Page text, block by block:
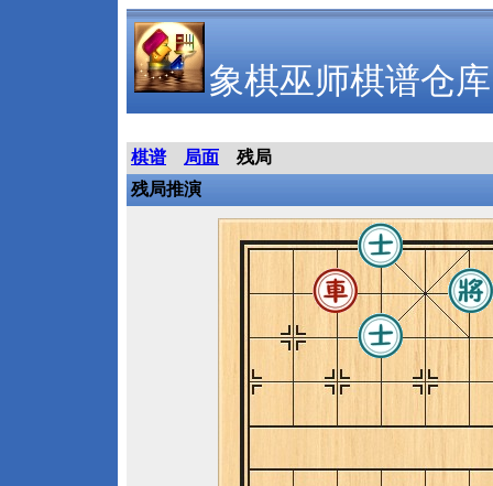
象棋巫师棋谱仓库
棋谱 局面
残局
残局推演